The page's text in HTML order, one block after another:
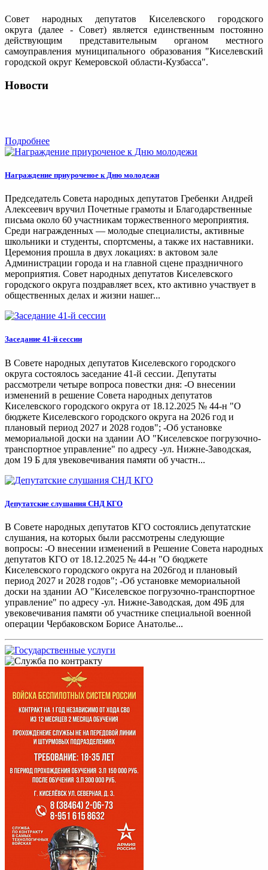
Совет народных депутатов Киселевского городского
округа (далее - Совет) является единственным постоянно
действующим представительным органом местного
самоуправления муниципального образования "Киселевский
городской округ Кемеровской области-Кузбасса".
Новости
Подробнее
Награждение приуроченое к Дню молодежи
Председатель Совета народных депутатов Гребенки Андрей
Алексеевич вручил Почетные грамоты и Благодарственные
письма около 60 участникам торжественного мероприятия.
Среди награжденных — молодые специалисты, активные
школьники и студенты, спортсмены, а также их наставники.
Церемония прошла в двух локациях: в актовом зале
Администрации города и на главной сцене праздничного
мероприятия. Совет народных депутатов Киселевского
городского округа поздравляет всех, кто активно участвует в
общественных делах и жизни нашег...
Заседание 41-й сессии
В Совете народных депутатов Киселевского городского
округа состоялось заседание 41-й сессии. Депутаты
рассмотрели четыре вопроса повестки дня: -О внесении
изменений в решение Совета народных депутатов
Киселевского городского округа от 18.12.2025 № 44-н "О
бюджете Киселевского городского округа на 2026 год и
плановый период 2027 и 2028 годов"; -Об установке
мемориальной доски на здании АО "Киселевское погрузочно-
транспортное управление" по адресу -ул. Нижне-Заводская,
дом 19 Б для увековечивания памяти об участн...
Депутатские слушания СНД КГО
В Совете народных депутатов КГО состоялись депутатские
слушания, на которых были рассмотрены следующие
вопросы: -О внесении изменений в Решение Совета народных
депутатов КГО от 18.12.2025 № 44-н "О бюджете
Киселевского городского округа на 2026год и плановый
период 2027 и 2028 годов"; -Об установке мемориальной
доски на здании АО "Киселевское погрузочно-транспортное
управление" по адресу -ул. Нижне-Заводская, дом 49Б для
увековечивания памяти об участнике специальной военной
операции Чербаковском Борисе Анатолье...